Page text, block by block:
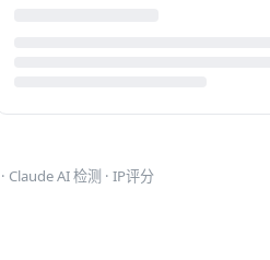
· Claude AI 检测 · IP评分